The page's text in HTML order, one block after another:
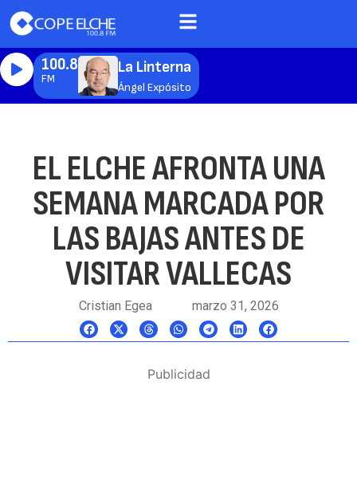
100.8
FM
La Linterna
Ángel Expósito
EL ELCHE AFRONTA UNA
SEMANA MARCADA POR
LAS BAJAS ANTES DE
VISITAR VALLECAS
Cristian Egea marzo 31, 2026
Publicidad